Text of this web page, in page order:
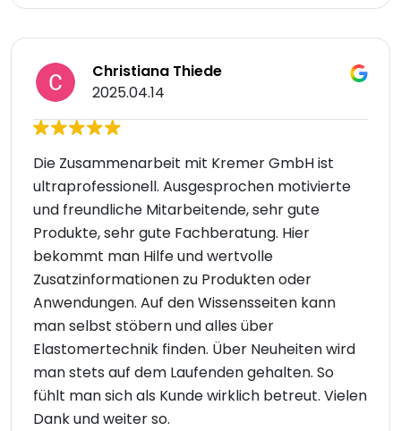
Christiana Thiede
2025.04.14
Die Zusammenarbeit mit Kremer GmbH ist
ultraprofessionell. Ausgesprochen motivierte
und freundliche Mitarbeitende, sehr gute
Produkte, sehr gute Fachberatung. Hier
bekommt man Hilfe und wertvolle
Zusatzinformationen zu Produkten oder
Anwendungen. Auf den Wissensseiten kann
man selbst stöbern und alles über
Elastomertechnik finden. Über Neuheiten wird
man stets auf dem Laufenden gehalten. So
fühlt man sich als Kunde wirklich betreut. Vielen
Dank und weiter so.